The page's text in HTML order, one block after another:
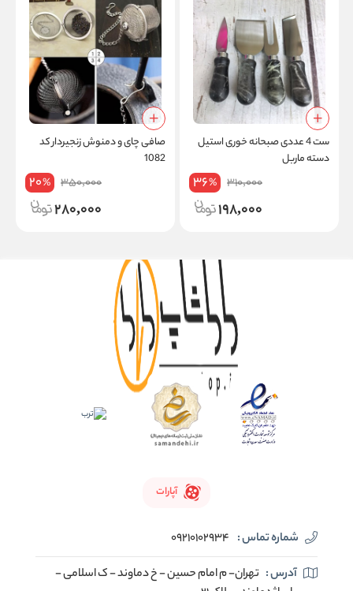
ست 4 عددی صبحانه خوری استیل
دسته ماربل
310,000
36%
198,000
صافی چای و دمنوش زنجیردار کد
1082
350,000
20%
280,000
آپارات
شماره تماس : 09210102934
آدرس : تهران- م امام حسین - خ دماوند - ک اسلامی -